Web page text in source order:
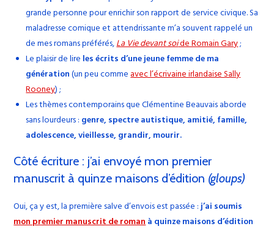
grande personne pour enrichir son rapport de service civique. Sa
maladresse comique et attendrissante m’a souvent rappelé un
de mes romans préférés,La Vie devant soide Romain Gary;
Le plaisir de lire les écrits d’une jeune femme de ma
génération (un peu commeavec l’écrivaine irlandaise Sally
Rooney) ;
Les thèmes contemporains que Clémentine Beauvais aborde
sans lourdeurs : genre, spectre autistique, amitié, famille,
adolescence, vieillesse, grandir, mourir.
Côté écriture : j’ai envoyé mon premier
manuscrit à quinze maisons d’édition (gloups)
Oui, ça y est, la première salve d’envois est passée :j’ai soumis
mon premier manuscrit de romanà quinze maisons d’édition